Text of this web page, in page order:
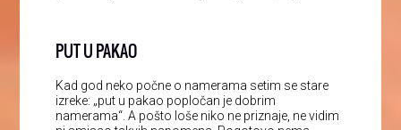
PUT U PAKAO
Kad god neko počne o namerama setim se stare
izreke: „put u pakao popločan je dobrim
namerama“. A pošto loše niko ne priznaje, ne vidim